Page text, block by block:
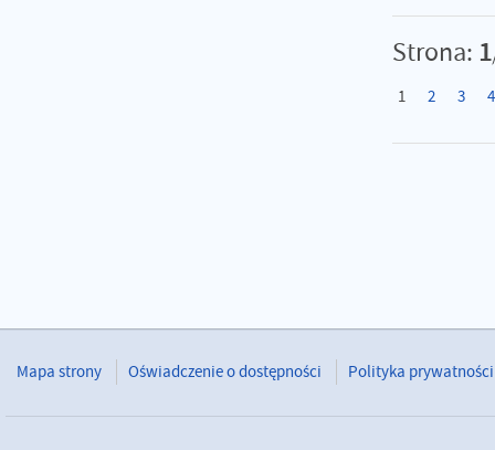
Strona: 1
1 2 3 4
Mapa strony Oświadczenie o dostępności Polityka prywatności